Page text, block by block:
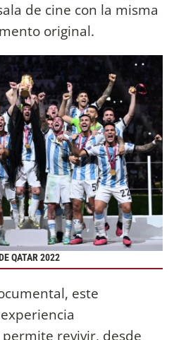
de cine con la misma
original.
QATAR 2022
este
revivir, desde